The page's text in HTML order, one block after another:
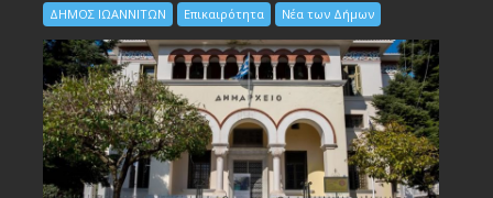
ΔΗΜΟΣ ΙΩΑΝΝΙΤΩΝ Επικαιρότητα Νέα των Δήμων